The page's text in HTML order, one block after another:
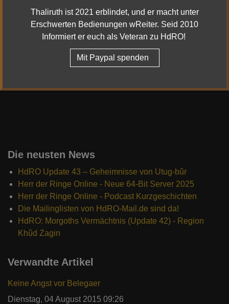
Impressum & Datenschutz | Facebook |
Discord
Die neusten News
HdRO Update 43 – Geheimnisse von Utug-bûr
Herr der Ringe Online - Neue 64-Bit Server 2025
Herr der Ringe Online - Podcast Kurzgeschichten
Die Mailinglisten von HdRO-Mail.de sind da!
HdRO: Morgoths Vermächtnis (Update 42) - Region
Khûd Zagin
Verwandte Artikel
Keine Angst vor Belegaer
Dienstag, 04 August 2015 09:26
Thaliruth ist 2021 erblindet, und er macht unter
Erschwerten Bedienungen wReiter. Seid 2010
Informiert er euch als Veteran zu HdRO!
Mit Paypal spenden